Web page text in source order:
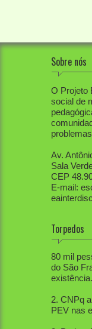
Sobre nós
O Projeto
social de
Av.
Sala
CEP
E-mail:
Torpedos
1. PEV já
80 mil
do São
existência.
2. CNPq
PEV nas